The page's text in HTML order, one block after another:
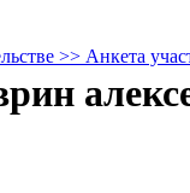
>> Анкета